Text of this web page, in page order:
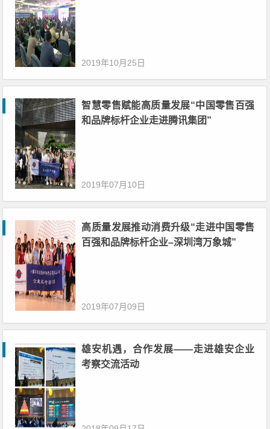
2019年10月25日
智慧零售赋能高质量发展“中国零售百强
和品牌标杆企业走进腾讯集团”
2019年07月10日
高质量发展推动消费升级“走进中国零售
百强和品牌标杆企业–深圳湾万象城”
2019年07月09日
雄安机遇，合作发展——走进雄安企业
考察交流活动